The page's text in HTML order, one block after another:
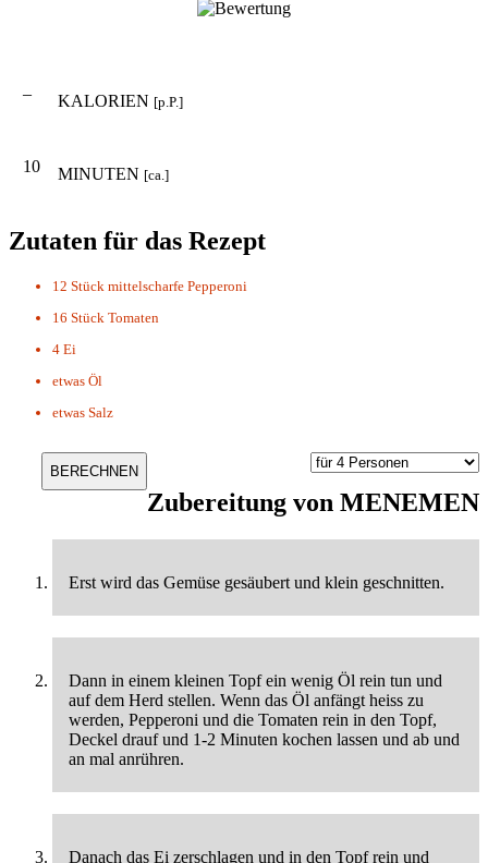
– KALORIEN [p.P.]
10 MINUTEN [ca.]
Zutaten für das Rezept
12 Stück mittelscharfe Pepperoni
16 Stück Tomaten
4 Ei
etwas Öl
etwas Salz
Zubereitung von MENEMEN
Erst wird das Gemüse gesäubert und klein geschnitten.
Dann in einem kleinen Topf ein wenig Öl rein tun und
auf dem Herd stellen. Wenn das Öl anfängt heiss zu
werden, Pepperoni und die Tomaten rein in den Topf,
Deckel drauf und 1-2 Minuten kochen lassen und ab und
an mal anrühren.
Danach das Ei zerschlagen und in den Topf rein und